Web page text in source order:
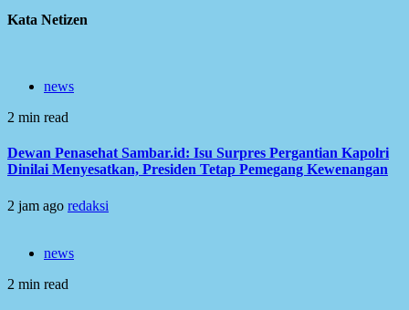
Kata Netizen
news
2 min read
Dewan Penasehat Sambar.id: Isu Surpres Pergantian Kapolri
Dinilai Menyesatkan, Presiden Tetap Pemegang Kewenangan
2 jam ago redaksi
news
2 min read